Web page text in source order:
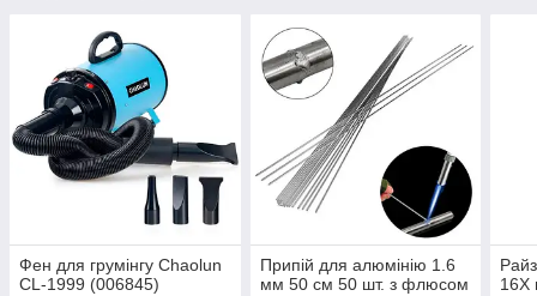
Фен для грумінгу Chaolun
CL-1999 (006845)
Припій для алюмінію 1.6
мм 50 см 50 шт. з флюсом
16X